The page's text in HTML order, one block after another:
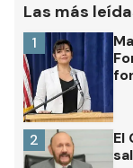
Las más
1
El
2